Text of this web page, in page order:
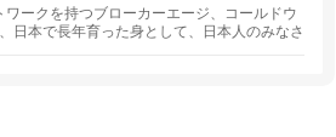
ークを持つブローカーエージ、コールドウ
日本で長年育った身として、日本人のみなさ